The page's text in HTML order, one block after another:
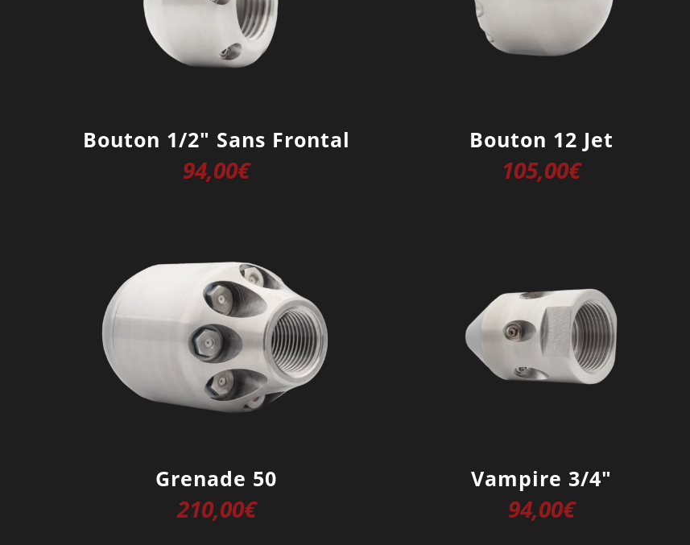
Bouton 1/2″ Sans Frontal
94,00€
Bouton 12 Jet
105,00€
Grenade 50
210,00€
Vampire 3/4″
94,00€